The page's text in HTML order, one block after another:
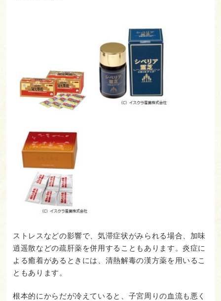
ストレスなどの影響で、気滞症状がみられる場合、加味
逍遥散などの疏肝薬を併用することもあります。炎症に
よる癒着があるときには、清熱解毒の漢方薬を用いるこ
ともあります。
根本的にからだが冷えていると、子宮周りの血流も悪く